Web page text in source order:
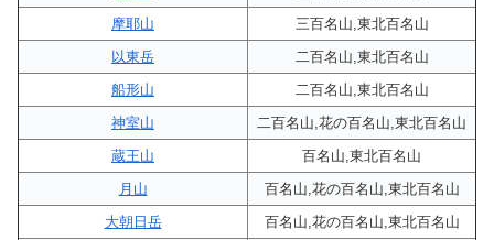
摩耶山
三百名山,東北百名山
以東岳
二百名山,東北百名山
船形山
二百名山,東北百名山
神室山
二百名山,花の百名山,東北百名山
蔵王山
百名山,東北百名山
月山
百名山,花の百名山,東北百名山
大朝日岳
百名山,花の百名山,東北百名山